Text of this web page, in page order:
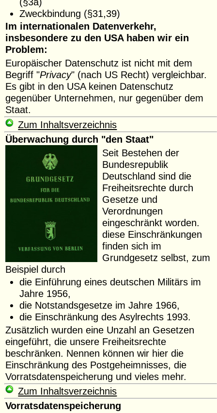
Zweckbindung (§31,39)
Im internationalen Datenverkehr,
insbesondere zu den USA haben wir ein
Problem:
Europäischer Datenschutz ist nicht mit dem
Begriff "Privacy" (nach US Recht) vergleichbar.
Es gibt in den USA keinen Datenschutz
gegenüber Unternehmen, nur gegenüber dem
Staat.
Zum Inhaltsverzeichnis
Überwachung durch "den Staat"
Seit Bestehen der
Bundesrepublik
Deutschland sind die
Freiheitsrechte durch
Gesetze und
Verordnungen
eingeschränkt worden.
diese Einschränkungen
finden sich im
Grundgesetz selbst, zum
Beispiel durch
die Einführung eines deutschen Militärs im
Jahre 1956,
die Notstandsgesetze im Jahre 1966,
die Einschränkung des Asylrechts 1993.
Zusätzlich wurden eine Unzahl an Gesetzen
eingeführt, die unsere Freiheitsrechte
beschränken. Nennen können wir hier die
Einschränkung des Postgeheimnisses, die
Vorratsdatenspeicherung und vieles mehr.
Zum Inhaltsverzeichnis
Vorratsdatenspeicherung